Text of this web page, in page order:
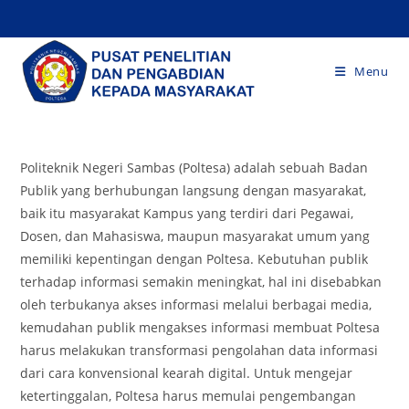
to
content
Menu
Politeknik Negeri Sambas (Poltesa) adalah sebuah Badan
Publik yang berhubungan langsung dengan masyarakat,
baik itu masyarakat Kampus yang terdiri dari Pegawai,
Dosen, dan Mahasiswa, maupun masyarakat umum yang
memiliki kepentingan dengan Poltesa. Kebutuhan publik
terhadap informasi semakin meningkat, hal ini disebabkan
oleh terbukanya akses informasi melalui berbagai media,
kemudahan publik mengakses informasi membuat Poltesa
harus melakukan transformasi pengolahan data informasi
dari cara konvensional kearah digital. Untuk mengejar
ketertinggalan, Poltesa harus memulai pengembangan